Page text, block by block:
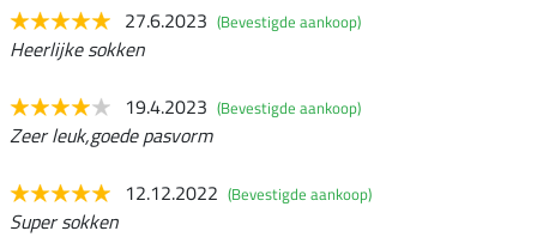
27.6.2023 (Bevestigde aankoop)
Heerlijke sokken
19.4.2023 (Bevestigde aankoop)
Zeer leuk,goede pasvorm
12.12.2022 (Bevestigde aankoop)
Super sokken